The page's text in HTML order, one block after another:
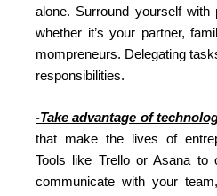
alone. Surround yourself with
whether it’s your partner,
mompreneurs. Delegating
responsibilities.
-Take advantage of
that make the lives of
Tools like Trello or Asana to
communicate with your